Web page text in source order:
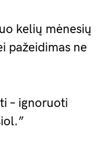
kelių mėnesių
pažeidimas ne
– ignoruoti